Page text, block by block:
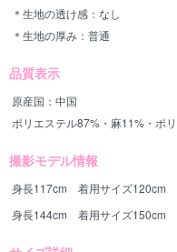
＊生地の透け感：なし
＊生地の厚み：普通
品質表示
原産国：中国
ポリエステル87%・麻11%・ポ
撮影モデル情報
身長117cm 着用サイズ120cm
身長144cm 着用サイズ150cm